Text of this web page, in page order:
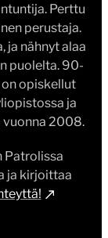
Perttu
perustaja.
ja nähnyt alaa
puolelta. 90-
opiskellut
ja
vuonna 2008.
Patrolissa
ja kirjoittaa